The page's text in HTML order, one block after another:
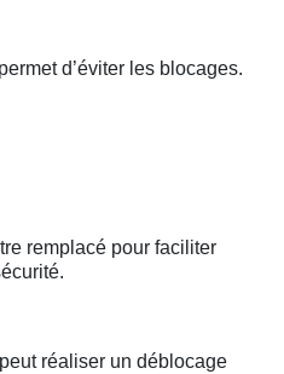
d’éviter les blocages.
remplacé pour faciliter
réaliser un déblocage